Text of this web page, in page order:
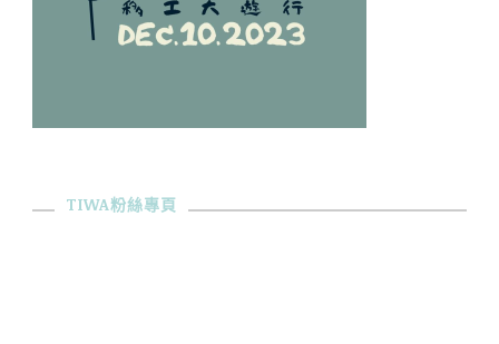
TIWA粉絲專頁